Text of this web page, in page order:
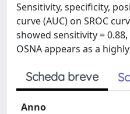
Sensitivity, specificity,
curve (AUC) on SROC
showed sensitivity = 0.88,
OSNA appears as a
Scheda breve
Anno